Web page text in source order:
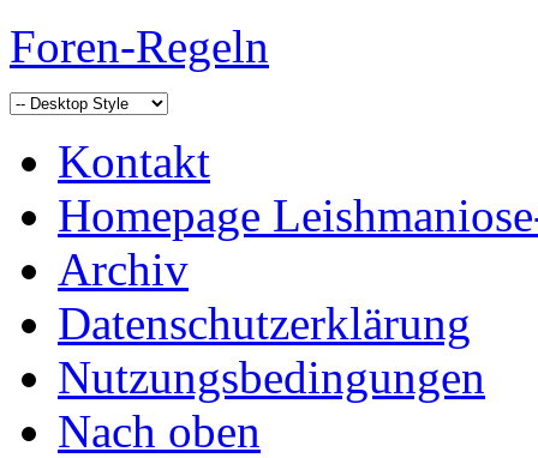
Foren-Regeln
Kontakt
Homepage
Archiv
Datenschutzerklärung
Nutzungsbedingungen
Nach oben